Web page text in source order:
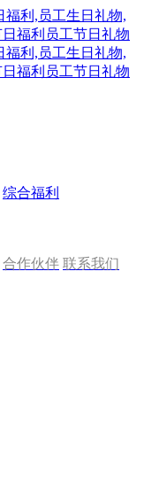
综合福利
合作伙伴 联系我们